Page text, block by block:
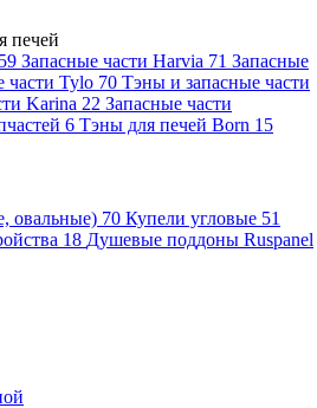
печей
59 Запасные части Harvia 71 Запасные
части Tylo 70 Тэны и запасные части
Karina 22 Запасные части
6 Тэны для печей Born 15
овальные) 70 Купели угловые 51
18 Душевые поддоны Ruspanel